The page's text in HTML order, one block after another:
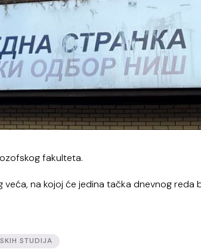
fakulteta.
na kojoj će jedina tačka dnevnog reda
STUDIJA